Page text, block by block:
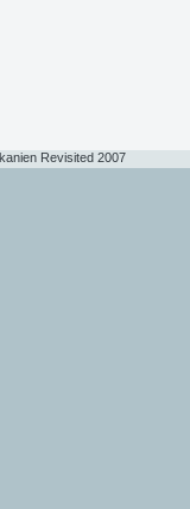
Revisited 2007